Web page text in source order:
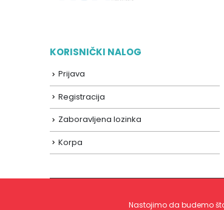
KORISNIČKI NALOG
Prijava
Registracija
Zaboravljena lozinka
Korpa
Nastojimo da budemo